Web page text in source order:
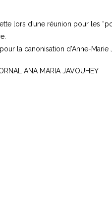
lors d’une réunion pour les
la canonisation d’Anne-Marie
ANA MARIA JAVOUHEY